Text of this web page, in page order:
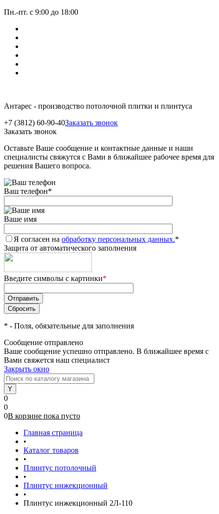
Пн.-пт. с 9:00 до 18:00
Антарес - производство потолочной плитки и плинтуса
+7 (3812) 60-90-40Заказать звонок
Заказать звонок
Оставьте Ваше сообщение и контактные данные и наши
специалисты свяжутся с Вами в ближайшее рабочее время для
решения Вашего вопроса.
Ваш телефон*
Ваше имя
Я согласен на обработку персональных данных.*
Защита от автоматического заполнения
Введите символы с картинки*
* - Поля, обязательные для заполнения
Сообщение отправлено
Ваше сообщение успешно отправлено. В ближайшее время с
Вами свяжется наш специалист
Закрыть окно
0
0
0В корзине пока пусто
Главная страница
•
Каталог товаров
•
Плинтус потолочный
•
Плинтус инжекционный
•
Плинтус инжекционный 2Л-110